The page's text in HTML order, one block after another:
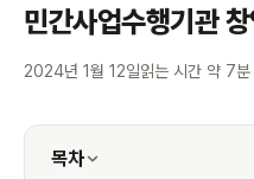
민간사업수행기관
2024년 1월 12일읽는 시간 약 7분
목차